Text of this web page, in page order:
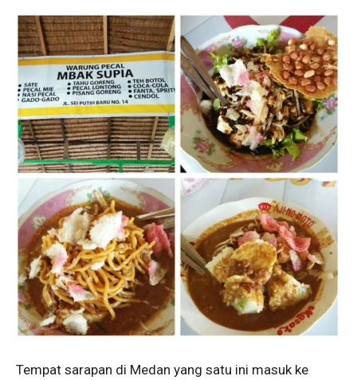
Tempat sarapan di Medan yang satu ini masuk ke